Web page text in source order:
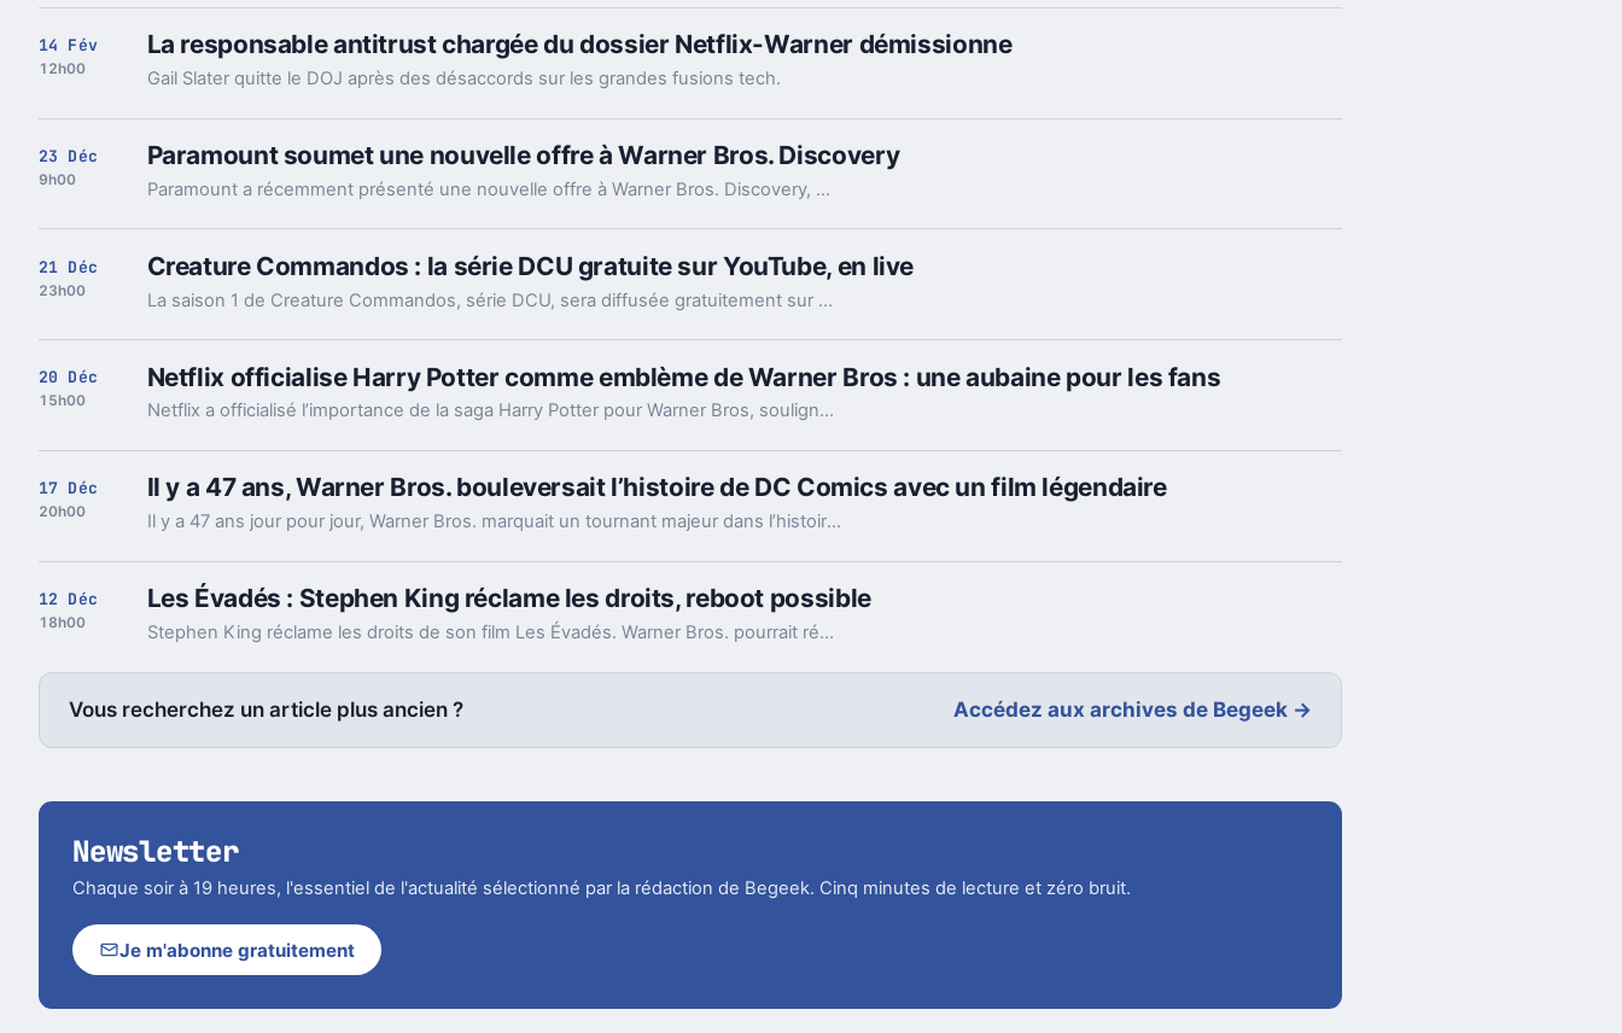
14 Fév
12h00
La responsable antitrust chargée du dossier Netflix-Warner démissionne
Gail Slater quitte le DOJ après des désaccords sur les grandes fusions tech.
23 Déc
9h00
Paramount soumet une nouvelle offre à Warner Bros. Discovery
Paramount a récemment présenté une nouvelle offre à Warner Bros. Discovery, marquant une étape supplémentaire dans les discussions entre les deux géants du divertissement et soulignant l’intensification des stratégies de consolidation dans le secteur des médias.
21 Déc
23h00
Creature Commandos : la série DCU gratuite sur YouTube, en live
La saison 1 de Creature Commandos, série DCU, sera diffusée gratuitement sur YouTube, mais en live seulement, lors de marathons les 22 et 23 décembre.
20 Déc
15h00
Netflix officialise Harry Potter comme emblème de Warner Bros : une aubaine pour les fans
Netflix a officialisé l’importance de la saga Harry Potter pour Warner Bros, soulignant son statut emblématique. Cette reconnaissance s’accompagne d’une nouvelle qui réjouira les adeptes du jeune sorcier et conforte la popularité durable de la franchise.
17 Déc
20h00
Il y a 47 ans, Warner Bros. bouleversait l’histoire de DC Comics avec un film légendaire
Il y a 47 ans jour pour jour, Warner Bros. marquait un tournant majeur dans l’histoire de DC Comics en lançant au cinéma un film devenu culte, qui allait profondément influencer la représentation des super-héros sur grand écran.
12 Déc
18h00
Les Évadés : Stephen King réclame les droits, reboot possible
Stephen King réclame les droits de son film Les Évadés. Warner Bros. pourrait réagir par un reboot ou renégocier, scellant l'avenir de ce classique culte.
Vous recherchez un article plus ancien ? Accédez aux archives de Begeek →
Newsletter
Chaque soir à 19 heures, l'essentiel de l'actualité sélectionné par la rédaction de Begeek. Cinq minutes de lecture et zéro bruit.
Je m'abonne gratuitement